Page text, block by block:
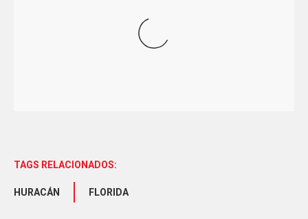
TAGS RELACIONADOS:
HURACÁN FLORIDA